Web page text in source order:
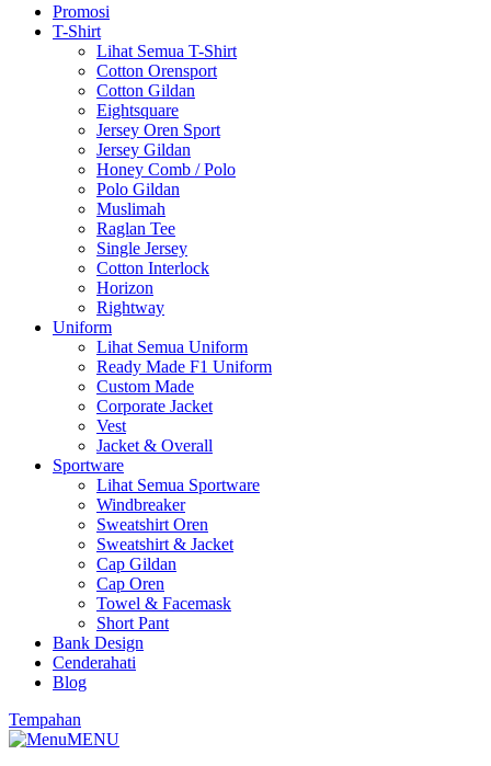
Promosi
T-Shirt
Lihat Semua T-Shirt
Cotton Orensport
Cotton Gildan
Eightsquare
Jersey Oren Sport
Jersey Gildan
Honey Comb / Polo
Polo Gildan
Muslimah
Raglan Tee
Single Jersey
Cotton Interlock
Horizon
Rightway
Uniform
Lihat Semua Uniform
Ready Made F1 Uniform
Custom Made
Corporate Jacket
Vest
Jacket & Overall
Sportware
Lihat Semua Sportware
Windbreaker
Sweatshirt Oren
Sweatshirt & Jacket
Cap Gildan
Cap Oren
Towel & Facemask
Short Pant
Bank Design
Cenderahati
Blog
Tempahan
MENU